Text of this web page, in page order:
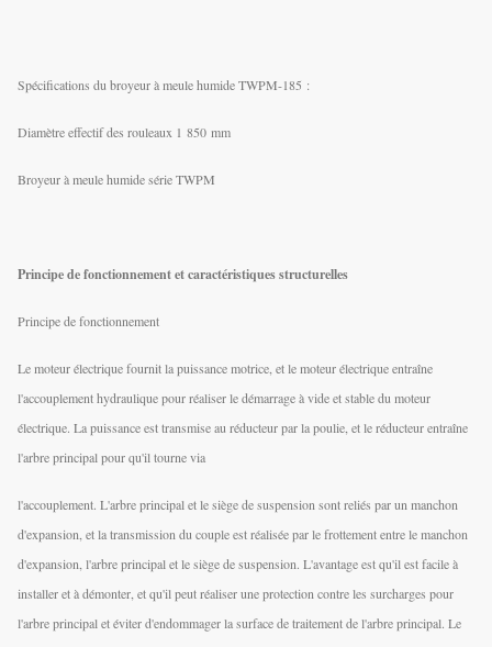
Spécifications du broyeur à meule humide TWPM-185 :
Diamètre effectif des rouleaux 1 850 mm
Broyeur à meule humide série TWPM
Principe de fonctionnement et caractéristiques structurelles
Principe de fonctionnement
Le moteur électrique fournit la puissance motrice, et le moteur électrique entraîne
l'accouplement hydraulique pour réaliser le démarrage à vide et stable du moteur
électrique. La puissance est transmise au réducteur par la poulie, et le réducteur entraîne
l'arbre principal pour qu'il tourne via
l'accouplement. L'arbre principal et le siège de suspension sont reliés par un manchon
d'expansion, et la transmission du couple est réalisée par le frottement entre le manchon
d'expansion, l'arbre principal et le siège de suspension. L'avantage est qu'il est facile à
installer et à démonter, et qu'il peut réaliser une protection contre les surcharges pour
l'arbre principal et éviter d'endommager la surface de traitement de l'arbre principal. Le